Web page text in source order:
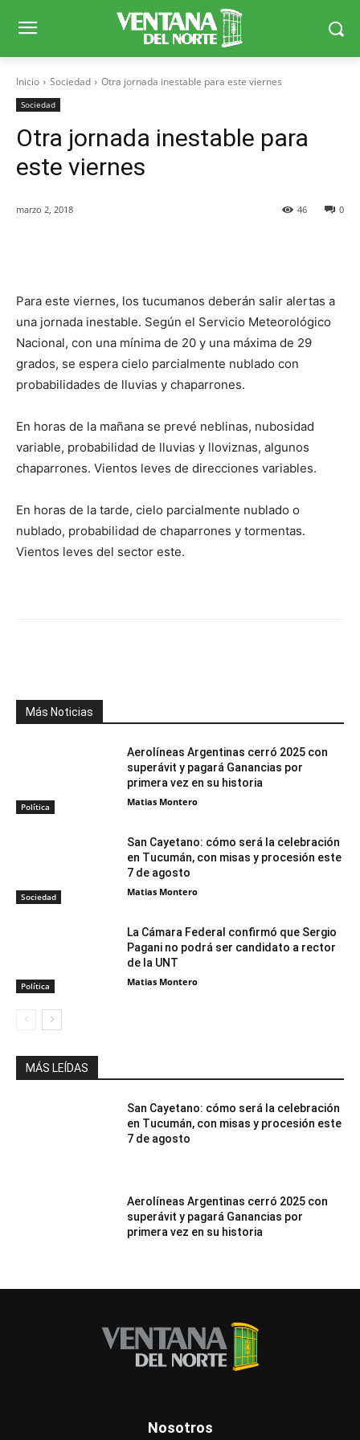
Inicio Sociedad Otra jornada inestable para este viernes
Sociedad
Otra jornada inestable para
este viernes
marzo 2, 2018 0
46
Para este viernes, los tucumanos deberán salir alertas a
una jornada inestable. Según el Servicio Meteorológico
Nacional, con una mínima de 20 y una máxima de 29
grados, se espera cielo parcialmente nublado con
probabilidades de lluvias y chaparrones.
En horas de la mañana se prevé neblinas, nubosidad
variable, probabilidad de lluvias y lloviznas, algunos
chaparrones. Vientos leves de direcciones variables.
En horas de la tarde, cielo parcialmente nublado o
nublado, probabilidad de chaparrones y tormentas.
Vientos leves del sector este.
Más Noticias
Política
Aerolíneas Argentinas cerró 2025 con
superávit y pagará Ganancias por
primera vez en su historia
Matias Montero
Sociedad
San Cayetano: cómo será la celebración
en Tucumán, con misas y procesión este
7 de agosto
Matias Montero
Política
La Cámara Federal confirmó que Sergio
Pagani no podrá ser candidato a rector
de la UNT
Matias Montero
MÁS LEÍDAS
San Cayetano: cómo será la celebración
en Tucumán, con misas y procesión este
7 de agosto
Aerolíneas Argentinas cerró 2025 con
superávit y pagará Ganancias por
primera vez en su historia
Nosotros